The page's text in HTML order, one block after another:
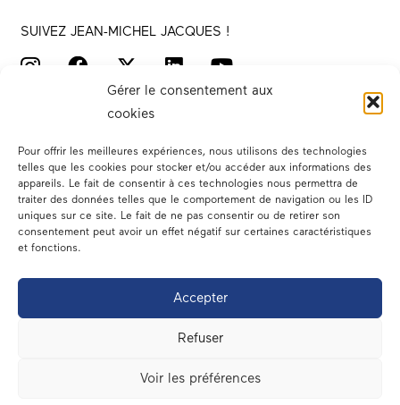
Gérer le consentement aux
cookies
Pour offrir les meilleures expériences, nous utilisons des technologies
telles que les cookies pour stocker et/ou accéder aux informations des
appareils. Le fait de consentir à ces technologies nous permettra de
traiter des données telles que le comportement de navigation ou les ID
uniques sur ce site. Le fait de ne pas consentir ou de retirer son
consentement peut avoir un effet négatif sur certaines caractéristiques
et fonctions.
Accepter
Refuser
Voir les préférences
SUIVEZ JEAN-MICHEL JACQUES !
Votre député
Dans les médias
En circonscription
A l’assemblée